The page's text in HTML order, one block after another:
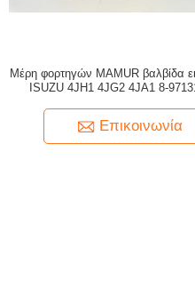
Μέρη φορτηγών MAMUR βαλβίδα
ISUZU 4JH1 4JG2 4JA1 8-
Επικοινωνία